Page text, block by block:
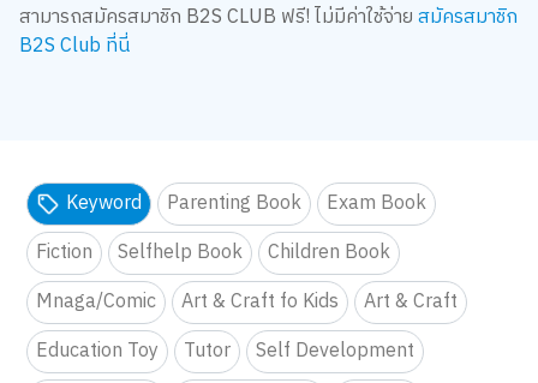
สามารถสมัครสมาชิก B2S CLUB ฟรี! ไม่มีค่าใช้จ่ายสมัครสมาชิก
B2S Club ที่นี่
Keyword Parenting Book
Exam Book
Fiction
Selfhelp Book
Children Book
Mnaga/Comic
Art & Craft fo Kids
Art & Craft
Education Toy
Tutor
Self Development